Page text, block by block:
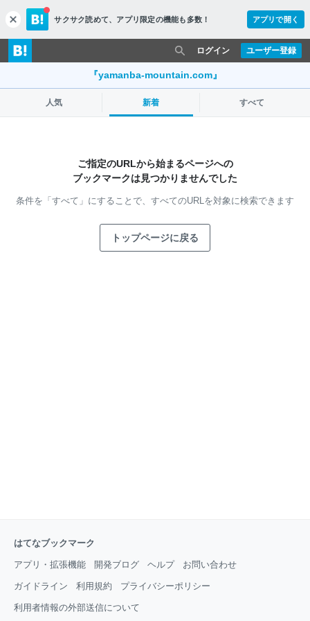
c
l
o
s
サクサク読めて、 アプリ限定の機能も多数！ アプリで開く
ユーザー登録
ログイン
『yamanba-mountain.com』
人気 新着 すべて
ご指定のURLから始まるページへの
ブックマークは見つかりませんでした
条件を「すべて」にすることで、 すべてのURLを対象に検索できます
トップページに戻る
はてなブックマーク
アプリ・拡張機能 開発ブログ ヘルプ お問い合わせ
ガイドライン 利用規約 プライバシーポリシー
利用者情報の外部送信について